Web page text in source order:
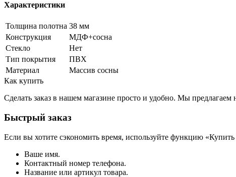
Характеристики
Толщина полотна 38 мм
Конструкция
МДФ+сосна
Стекло
Нет
Тип покрытия
ПВХ
Материал
Массив сосны
Как купить
Сделать заказ в нашем магазине просто и удобно. Мы
Быстрый заказ
Если вы хотите сэкономить время, используйте функцию
Ваше имя.
Контактный номер телефона.
Название или артикул товара.